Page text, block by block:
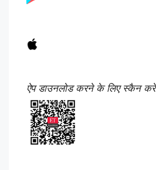
ऐप डाउनलोड करने के लिए स्कैन करें